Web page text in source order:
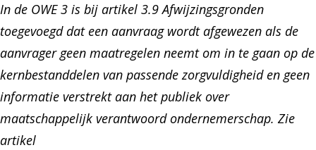
In de OWE 3 is bij artikel 3.9 Afwijzingsgronden
toegevoegd dat een aanvraag wordt afgewezen als de
aanvrager geen maatregelen neemt om in te gaan op de
kernbestanddelen van passende zorgvuldigheid en geen
informatie verstrekt aan het publiek over
maatschappelijk verantwoord ondernemerschap. Zie
artikel